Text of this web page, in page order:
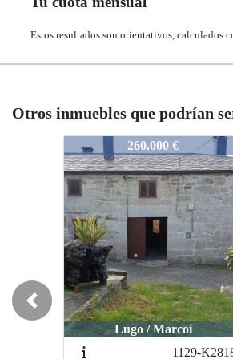
Estos resultados son orientativos, calculados
Otros inmuebles que podrían
523-2238
345.000 €
Corgo O / Corgo
1098-K2787
523-2238345.000 €
Corgo O / Corgo
1098-
Previous